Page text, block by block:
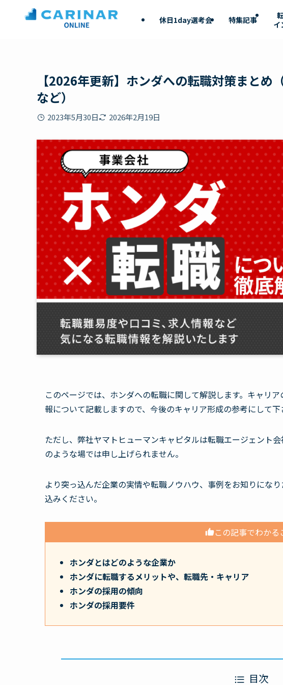
休日1day選考会 特集記事
イ
【2026年更新】ホンダへの転職対策まと
など）
2023年5月30日 2026年2月19日
このページでは、ホンダへの転職に関して解説します。キャリ
報について記載しますので、今後のキャリア形成の参考にして下
ただし、弊社ヤマトヒューマンキャピタルは転職エージェント
のような場では申し上げられません。
より突っ込んだ企業の実情や転職ノウハウ、事例をお知りにな
込みください。
この記事でわかる
ホンダとはどのような企業か
ホンダに転職するメリットや、転職先・キャリア
ホンダの採用の傾向
ホンダの採用要件
目次